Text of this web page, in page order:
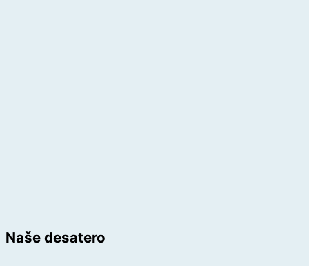
Naše desatero